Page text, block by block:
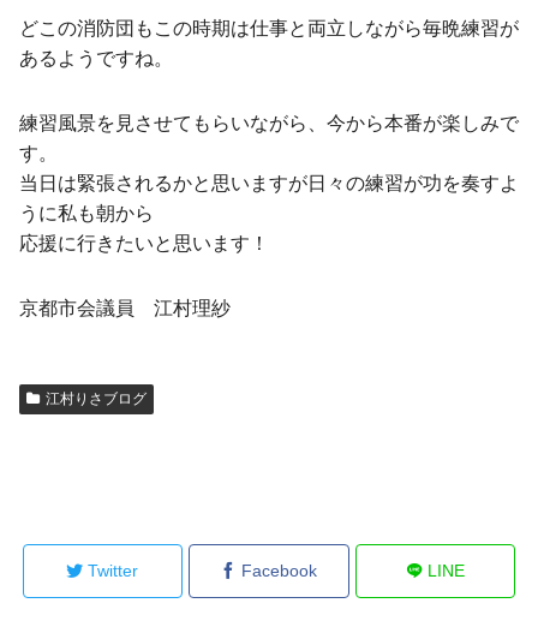
どこの消防団もこの時期は仕事と両立しながら毎晩練習が
あるようですね。
練習風景を見させてもらいながら、今から本番が楽しみで
す。
当日は緊張されるかと思いますが日々の練習が功を奏すよ
うに私も朝から
応援に行きたいと思います！
京都市会議員 江村理紗
江村りさブログ
Twitter Facebook LINE